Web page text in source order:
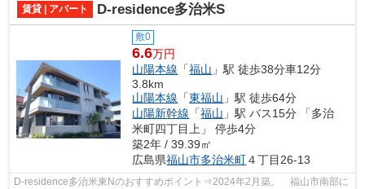
賃貸 | アパート D-residence多治米S
敷0
6.6万円
山陽本線 「福山 」駅 徒歩38分車12分
3.8km
山陽本線 「東福山 」駅 徒歩64分
山陽新幹線 「福山 」駅 バス15分 「多治
米町四丁目上」 停歩4分
築2年 / 39.39㎡
広島県福山市多治米町４丁目26-13
D-residence多治米東Nのおすすめポイント⇒2024年2月築。 福山市南部に